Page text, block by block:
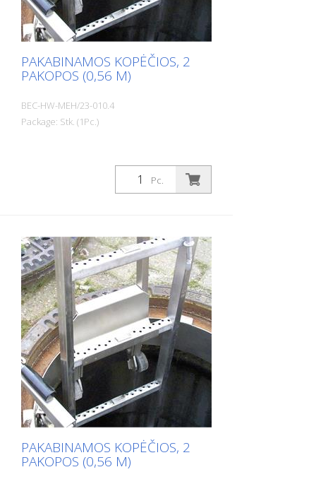
PAKABINAMOS KOPĖČIOS, 2
PAKOPOS (0,56 M)
BEC-HW-MEH/23-010.4
Package: Stk. (1Pc.)
Pc.
PAKABINAMOS KOPĖČIOS, 2
PAKOPOS (0,56 M)